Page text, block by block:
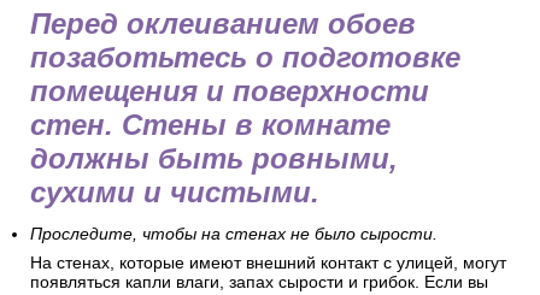
Перед оклеиванием обоев
позаботьтесь о подготовке
помещения и поверхности
стен. Стены в комнате
должны быть ровными,
сухими и чистыми.
Проследите, чтобы на стенах не было сырости.
На стенах, которые имеют внешний контакт с улицей, могут
появляться капли влаги, запах сырости и грибок. Если вы